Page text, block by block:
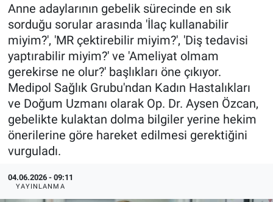
Anne adaylarının gebelik sürecinde en sık
sorduğu sorular arasında 'İlaç kullanabilir
miyim?', 'MR çektirebilir miyim?', 'Diş tedavisi
yaptırabilir miyim?' ve 'Ameliyat olmam
gerekirse ne olur?' başlıkları öne çıkıyor.
Medipol Sağlık Grubu'ndan Kadın Hastalıkları
ve Doğum Uzmanı olarak Op. Dr. Aysen Özcan,
gebelikte kulaktan dolma bilgiler yerine hekim
önerilerine göre hareket edilmesi gerektiğini
vurguladı.
04.06.2026 - 09:11
YAYINLANMA
Son Dakika Haberleri
Haber Arşivi